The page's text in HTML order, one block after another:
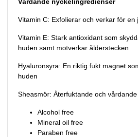
Vitamin C: Exfolierar och verkar för en
Vitamin E: Stark antioxidant som
huden samt motverkar ålderstecken
Hyaluronsyra: En riktig fukt magnet
huden
Sheasmör: Återfuktande och
Alcohol free
Mineral oil free
Paraben free